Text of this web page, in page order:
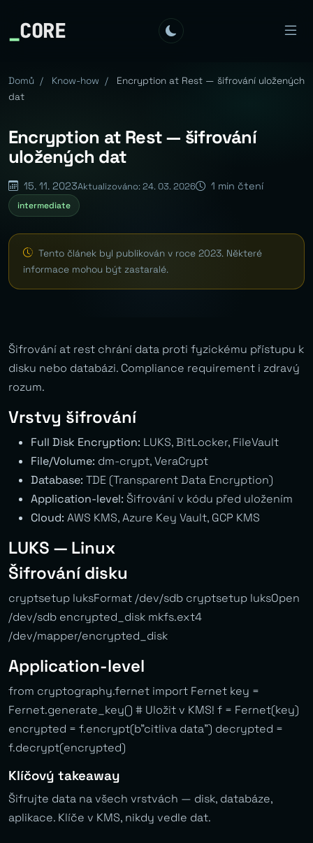
_CORE
Domů / Know-how /
Encryption at Rest — šifrování uložených
dat
Encryption at Rest — šifrování
uložených dat
15. 11. 2023Aktualizováno: 24. 03. 2026 1 min čtení
intermediate
Tento článek byl publikován v roce 2023. Některé
informace mohou být zastaralé.
Šifrování at rest chrání data proti fyzickému přístupu k
disku nebo databázi. Compliance requirement i zdravý
rozum.
Vrstvy šifrování
Full Disk Encryption: LUKS, BitLocker, FileVault
File/Volume: dm-crypt, VeraCrypt
Database: TDE (Transparent Data Encryption)
Application-level: Šifrování v kódu před uložením
Cloud: AWS KMS, Azure Key Vault, GCP KMS
LUKS — Linux
Šifrování disku
cryptsetup luksFormat /dev/sdb cryptsetup luksOpen
/dev/sdb encrypted_disk mkfs.ext4
/dev/mapper/encrypted_disk
Application-level
from cryptography.fernet import Fernet key =
Fernet.generate_key() # Uložit v KMS! f = Fernet(key)
encrypted = f.encrypt(b”citliva data”) decrypted =
f.decrypt(encrypted)
Klíčový takeaway
Šifrujte data na všech vrstvách — disk, databáze,
aplikace. Klíče v KMS, nikdy vedle dat.